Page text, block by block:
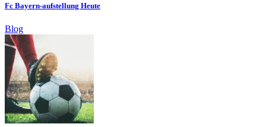
Fc Bayern-aufstellung Heute
Blog